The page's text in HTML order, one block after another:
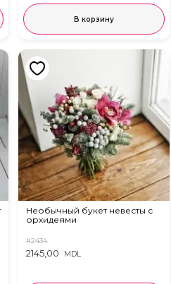
В корзину
Необычный букет невесты с
орхидеями
#2434
2145,00 MDL